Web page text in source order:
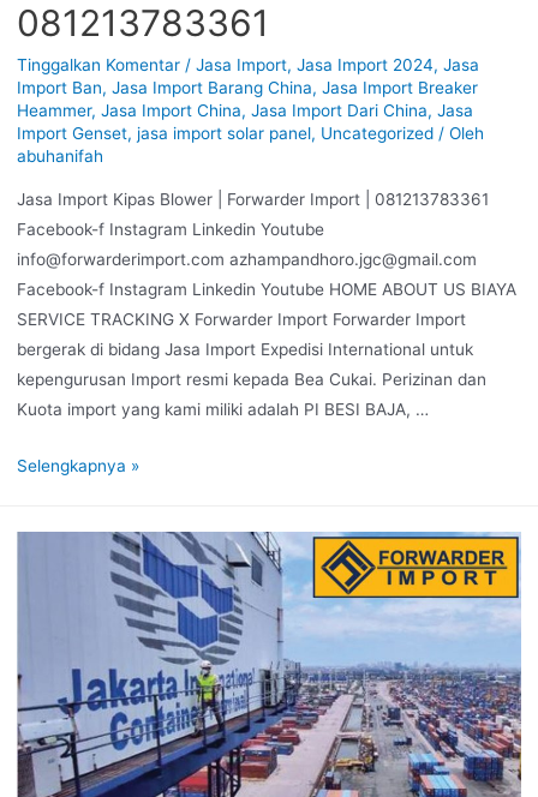
081213783361
Tinggalkan Komentar / Jasa Import, Jasa Import 2024, Jasa
Import Ban, Jasa Import Barang China, Jasa Import Breaker
Heammer, Jasa Import China, Jasa Import Dari China, Jasa
Import Genset, jasa import solar panel, Uncategorized/ Oleh
abuhanifah
Jasa Import Kipas Blower | Forwarder Import | 081213783361
Facebook-f Instagram Linkedin Youtube
info@forwarderimport.com azhampandhoro.jgc@gmail.com
Facebook-f Instagram Linkedin Youtube HOME ABOUT US BIAYA
SERVICE TRACKING X Forwarder Import Forwarder Import
bergerak di bidang Jasa Import Expedisi International untuk
kepengurusan Import resmi kepada Bea Cukai. Perizinan dan
Kuota import yang kami miliki adalah PI BESI BAJA, …
Selengkapnya »